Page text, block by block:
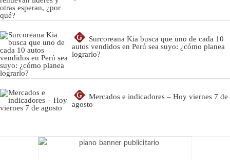
G
Surcoreana Kia busca que uno de cada 10
autos vendidos en Perú sea suyo: ¿cómo planea
lograrlo?
G
Mercados e indicadores – Hoy viernes 7 de
agosto